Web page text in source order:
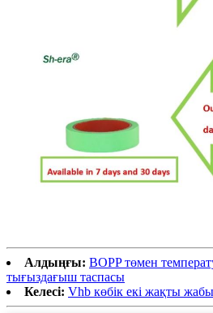
Алдыңғы: BOPP төмен
тығыздағыш таспасы
Келесі: Vhb көбік екі жақты